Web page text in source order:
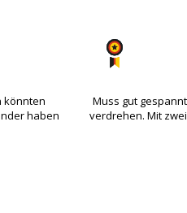
könnten
haben
Muss gut
verdrehen. Mit